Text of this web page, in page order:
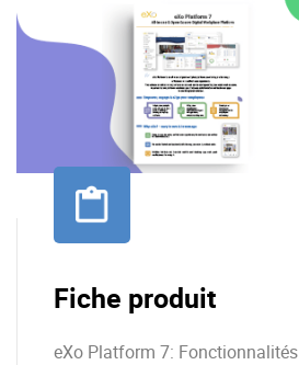
Fiche produit
eXo Platform 7: Fonctionnalités